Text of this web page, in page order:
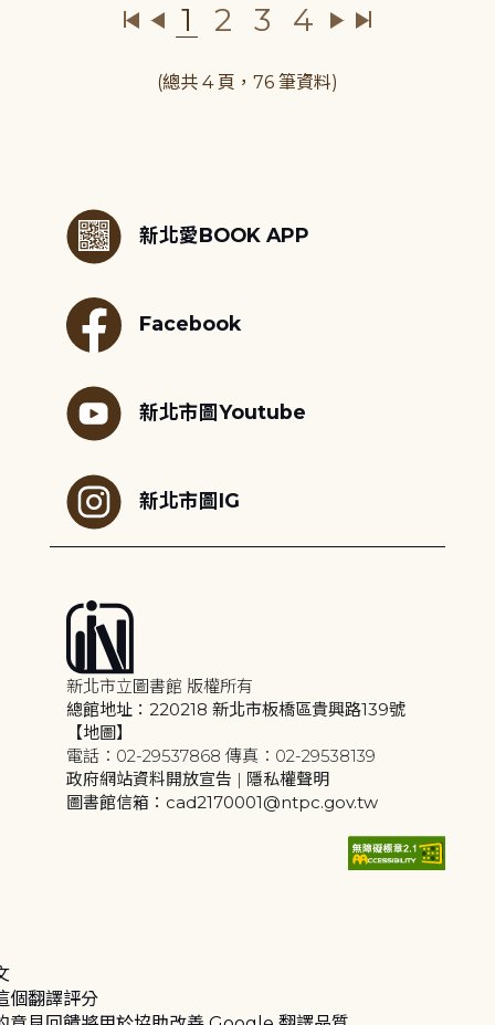
1 2 3 4
(總共 4 頁，76 筆資料)
新北愛BOOK APP
Facebook
新北市圖Youtube
新北市圖IG
新北市立圖書館 版權所有
總館地址：220218 新北市板橋區貴興路139號
【地圖】
電話：02-29537868 傳真：02-29538139
政府網站資料開放宣告 | 隱私權聲明
圖書館信箱：cad2170001@ntpc.gov.tw
個翻譯評分